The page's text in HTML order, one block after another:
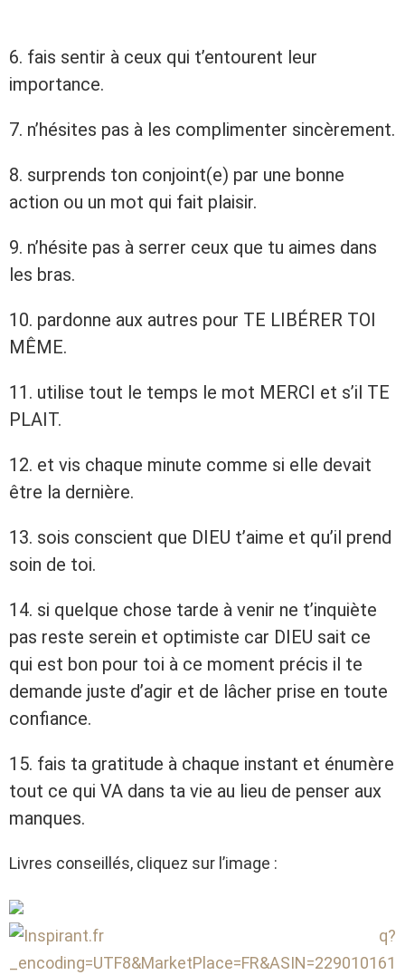
6. fais sentir à ceux qui t’entourent leur
importance.
7. n’hésites pas à les complimenter sincèrement.
8. surprends ton conjoint(e) par une bonne
action ou un mot qui fait plaisir.
9. n’hésite pas à serrer ceux que tu aimes dans
les bras.
10. pardonne aux autres pour TE LIBÉRER TOI
MÊME.
11. utilise tout le temps le mot MERCI et s’il TE
PLAIT.
12. et vis chaque minute comme si elle devait
être la dernière.
13. sois conscient que DIEU t’aime et qu’il prend
soin de toi.
14. si quelque chose tarde à venir ne t’inquiète
pas reste serein et optimiste car DIEU sait ce
qui est bon pour toi à ce moment précis il te
demande juste d’agir et de lâcher prise en toute
confiance.
15. fais ta gratitude à chaque instant et énumère
tout ce qui VA dans ta vie au lieu de penser aux
manques.
Livres conseillés, cliquez sur l’image :